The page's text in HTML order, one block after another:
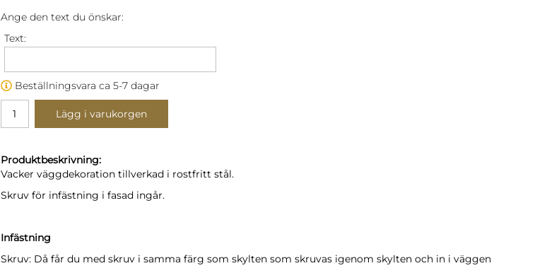
Ange den text du önskar:
Text:
Beställningsvara ca 5-7 dagar
Lägg i varukorgen
Produktbeskrivning:
Vacker väggdekoration tillverkad i rostfritt stål.
Skruv för infästning i fasad ingår.
Infästning
Skruv: Då får du med skruv i samma färg som skylten som skruvas igenom skylten och in i väggen